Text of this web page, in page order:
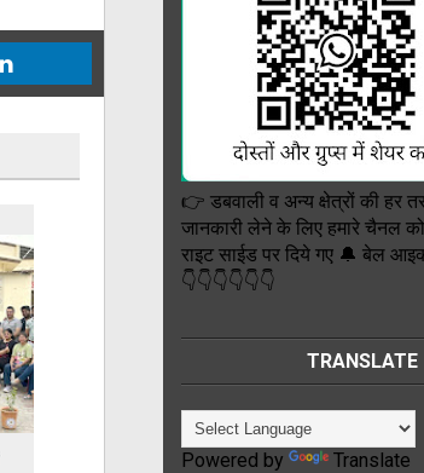
👉 डबवाली व अन्य क्षेत्रों की हर
जानकारी लेने के लिए हमारे चैनल
राइट साईड पर दिये गए 🔔 बेल
👇👇👇👇👇👇
TRANSLATE
Powered by Translate